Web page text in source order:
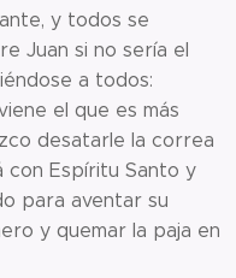
y todos se
Juan si no sería el
a todos:
el que es más
desatarle la correa
con Espíritu Santo y
para aventar su
y quemar la paja en